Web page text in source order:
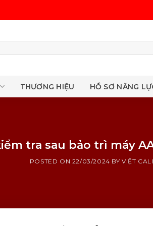
THƯƠNG HIỆU HỒ SƠ NĂNG
tra sau bảo trì máy
POSTED ON 22/03/2024 BYVIỆT